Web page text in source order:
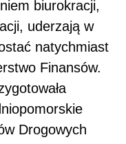
biurokracji,
uderzają w
natychmiast
Finansów.
Drogowych